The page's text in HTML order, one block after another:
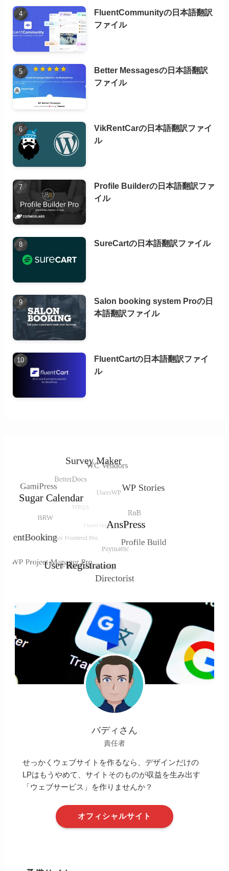
FluentCommunityの日本語翻訳
ファイル
Better Messagesの日本語翻訳
ファイル
VikRentCarの日本語翻訳ファイ
ル
Profile Builderの日本語翻訳ファ
イル
SureCartの日本語翻訳ファイル
Salon booking system Proの日
本語翻訳ファイル
FluentCartの日本語翻訳ファイ
ル
バディさん
責任者
せっかくウェブサイトを作るなら、デザインだけの
LPはもうやめて、サイトそのものが収益を生み出す
「ウェブサービス」を作りませんか？
オフィシャルサイト